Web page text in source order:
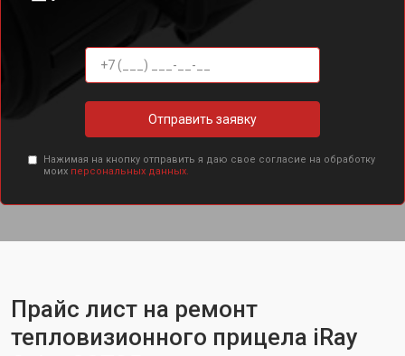
Отправить заявку
Нажимая на кнопку отправить я даю свое согласие на обработку
моих персональных данных.
Прайс лист на ремонт
тепловизионного прицела iRay